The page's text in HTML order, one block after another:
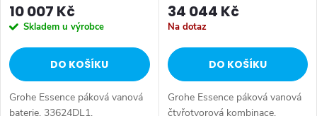
10 007 Kč
Skladem u výrobce
DO KOŠÍKU
Grohe Essence páková vanová
baterie, 33624DL1.
34 044 Kč
Na dotaz
DO KOŠÍKU
Grohe Essence páková vanová
čtyřotvorová kombinace,